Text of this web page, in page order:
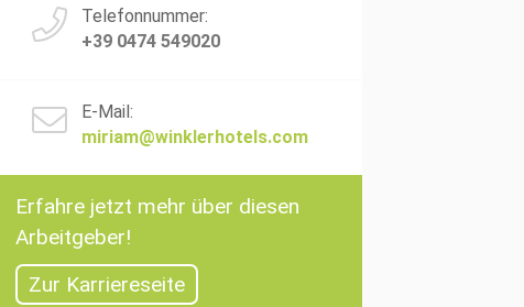
Telefonnummer:
+39 0474 549020
E-Mail:
miriam@winklerhotels.com
Erfahre jetzt mehr über diesen
Arbeitgeber!
Zur Karriereseite